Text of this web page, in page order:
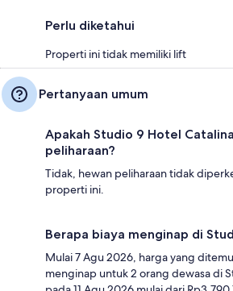
Perlu diketahui
Properti ini tidak memiliki lift
Pertanyaan umum
Apakah Studio 9 Hotel
peliharaan?
Tidak, hewan peliharaan tidak
properti ini.
Berapa biaya menginap di
Mulai 7 Agu 2026, harga yang
menginap untuk 2 orang dewasa di